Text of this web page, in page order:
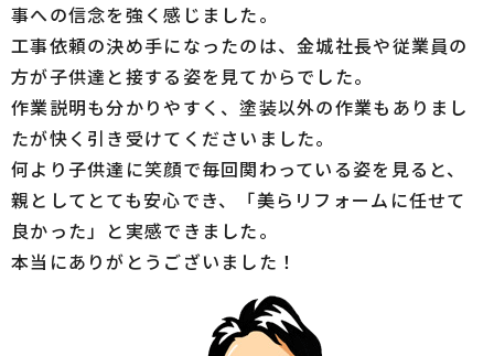
事への信念を強く感じました。
工事依頼の決め手になったのは、金城社長や従業員の
方が子供達と接する姿を見てからでした。
作業説明も分かりやすく、塗装以外の作業もありまし
たが快く引き受けてくださいました。
何より子供達に笑顔で毎回関わっている姿を見ると、
親としてとても安心でき、「美らリフォームに任せて
良かった」と実感できました。
本当にありがとうございました！